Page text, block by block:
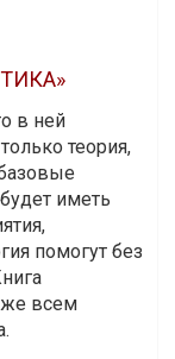
в ней
теория,
иметь
помогут без
всем